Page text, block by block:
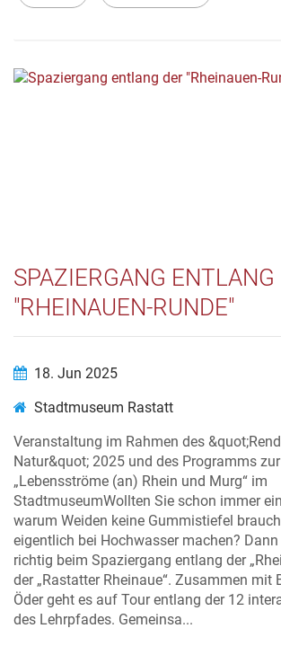
SPAZIERGANG ENTLANG
"RHEINAUEN-RUNDE"
18. Jun 2025
Stadtmuseum Rastatt
Veranstaltung im Rahmen des
Natur&quot; 2025 und des Programms
„Lebensströme (an) Rhein und Murg“ im
StadtmuseumWollten Sie schon immer
warum Weiden keine Gummistiefel
eigentlich bei Hochwasser machen?
richtig beim Spaziergang entlang der
der „Rastatter Rheinaue“. Zusammen mit
Öder geht es auf Tour entlang der 12
des Lehrpfades. Gemeinsa...